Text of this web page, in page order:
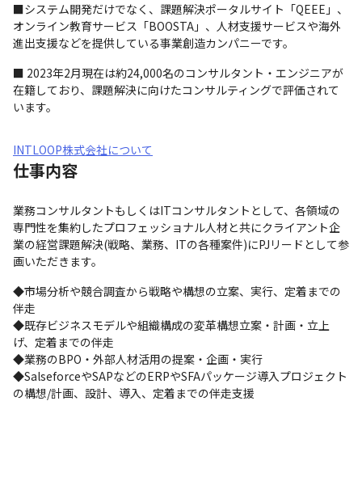
■システム開発だけでなく、課題解決ポータルサイト「QEEE」、
オンライン教育サービス「BOOSTA」、人材支援サービスや海外
進出支援などを提供している事業創造カンパニーです。
■ 2023年2月現在は約24,000名のコンサルタント・エンジニアが
在籍しており、課題解決に向けたコンサルティングで評価されて
います。
INTLOOP株式会社について
仕事内容
業務コンサルタントもしくはITコンサルタントとして、各領域の
専門性を集約したプロフェッショナル人材と共にクライアント企
業の経営課題解決(戦略、業務、ITの各種案件)にPJリードとして参
画いただきます。
◆市場分析や競合調査から戦略や構想の立案、実行、定着までの
伴走
◆既存ビジネスモデルや組織構成の変革構想立案・計画・立上
げ、定着までの伴走
◆業務のBPO・外部人材活用の提案・企画・実行
◆SalseforceやSAPなどのERPやSFAパッケージ導入プロジェクト
の構想/計画、設計、導入、定着までの伴走支援